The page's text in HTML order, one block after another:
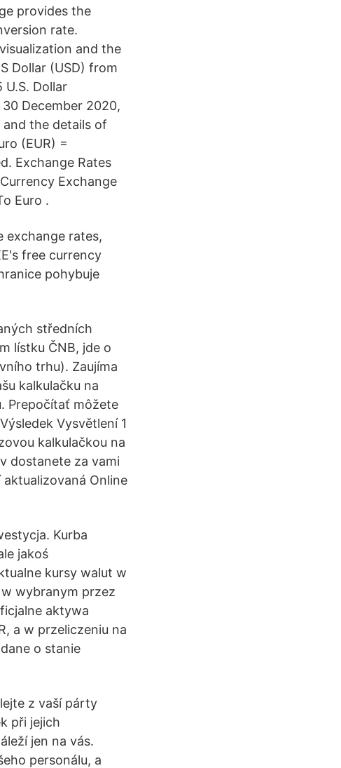
provides the
rate.
and the
Dollar (USD) from
U.S. Dollar
30 December 2020,
the details of
(EUR) =
Exchange Rates
Exchange
Euro .
exchange rates,
free currency
pohybuje
středních
lístku ČNB, jde o
trhu). Zaujíma
kalkulačku na
Prepočítať môžete
Vysvětlení 1
kalkulačkou na
dostanete za vami
Online
Kurba
jakoś
kursy walut w
wybranym przez
aktywa
a w przeliczeniu na
o stanie
z vaší párty
při jejich
jen na vás.
personálu, a